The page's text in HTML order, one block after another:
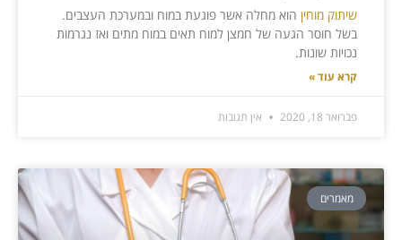
שיתוק מוחין הוא מחלה אשר פוגעת במוח ובמערכת העצבים.
בשל חוסר הגעה של חמצן למוח תאים במוח מתים ואז נגרמות
נכויות שונות.
קרא עוד »
פברואר 18, 2020 אין תגובות
מאמרים